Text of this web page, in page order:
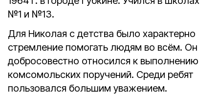
№1 и №13.
Для Николая с детства было харак­терно
стремление помогать людям во всём. Он
добросовестно относился к выполнению
комсомольских поручений. Среди ребят
пользовался большим уважением.